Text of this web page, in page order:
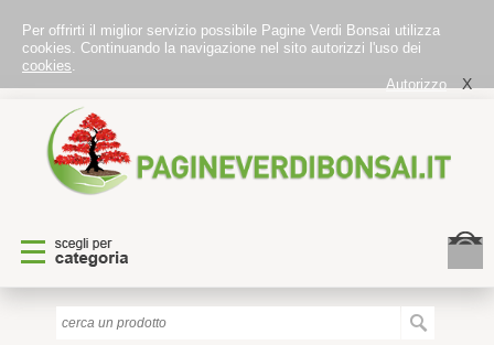
Per offrirti il miglior servizio possibile Pagine Verdi Bonsai utilizza
cookies. Continuando la navigazione nel sito autorizzi l'uso dei
cookies.
Autorizzo
X